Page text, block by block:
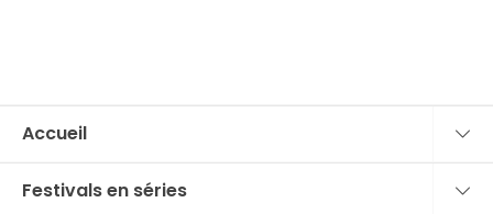
Accueil
Festivals en séries